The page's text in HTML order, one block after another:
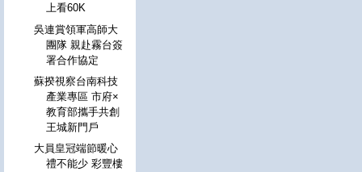
上看60K
吳連賞領軍高師大
團隊 親赴霧台簽
署合作協定
蘇揆視察台南科技
產業專區 市府×
教育部攜手共創
王城新門戶
大員皇冠端節暖心
禮不能少 彩豐樓